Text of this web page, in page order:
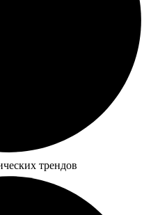
трендов